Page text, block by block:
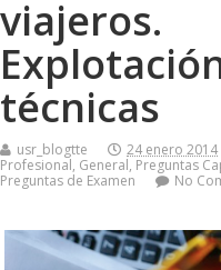
viajeros.
técnicas
usr_blogtte 24 enero 2014
Profesional, General, Preguntas
Preguntas de Examen
No